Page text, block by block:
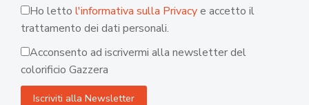
Ho letto l'informativa sulla Privacye accetto il
trattamento dei dati personali.
Acconsento ad iscrivermi alla newsletter del
colorificio Gazzera